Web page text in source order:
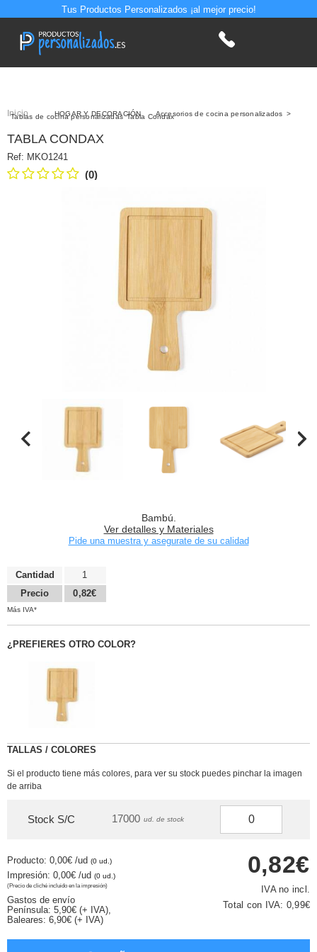
Tus Productos Personalizados ¡al mejor precio!
Inicio > HOGAR Y DECORACIÓN > Accesorios de cocina personalizados >
Tablas de cocina personalizadas Tabla Condax
TABLA CONDAX
Ref: MKO1241
(0)
Bambú.
Ver detalles y Materiales
Pide una muestra y asegurate de su calidad
Cantidad
Precio
1
0,82€
Más IVA*
¿PREFIERES OTRO COLOR?
TALLAS / COLORES
Si el producto tiene más colores, para ver su stock puedes pinchar la imagen
de arriba
Stock S/C 17000 ud. de stock
Producto: 0,00€ /ud (0 ud.)
Impresión: 0,00€ /ud (0 ud.)
(Precio de cliché incluido en la impresión)
Gastos de envío
Península: 5,90€ (+ IVA),
Baleares: 6,90€ (+ IVA)
0,82€
IVA no incl.
Total con IVA: 0,99€